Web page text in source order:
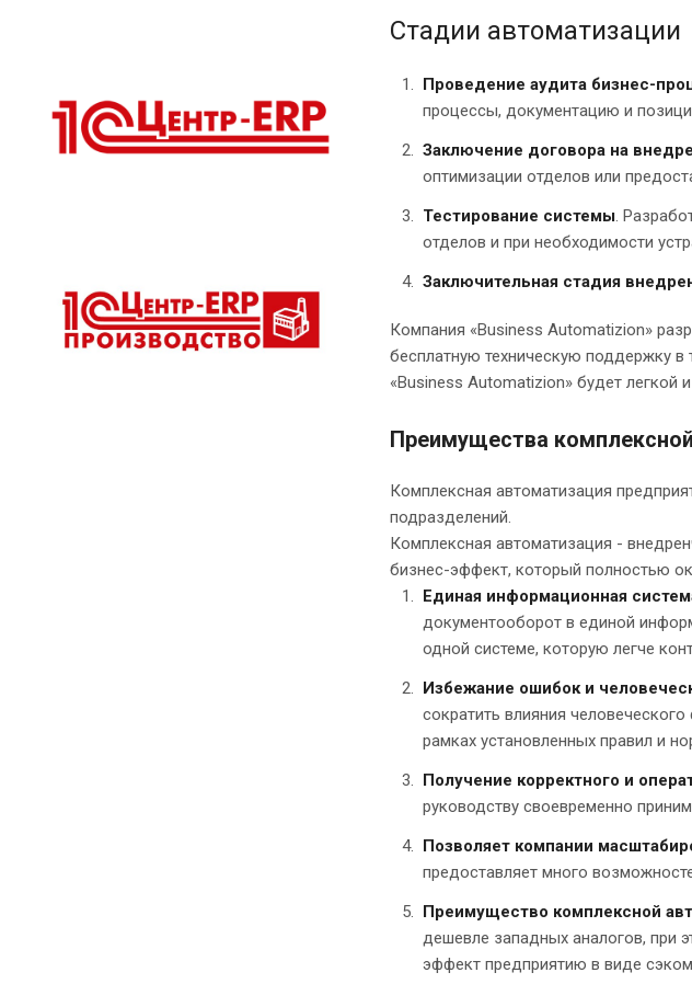
Стадии автоматизации
Проведение аудита бизнес-
процессы, документацию и
Заключение договора на
оптимизации отделов или
Тестирование системы.
отделов и при необходимости
Заключительная стадия
Компания «Business Automatizion»
бесплатную техническую поддержку
«Business Automatizion» будет легкой
Преимущества
Комплексная автоматизация
подразделений.
Комплексная автоматизация -
бизнес-эффект, который полностью
Единая информационная
документооборот в единой
одной системе, которую легче
Избежание ошибок и
сократить влияния
рамках установленных правил и
Получение корректного и
руководству своевременно
Позволяет компании
предоставляет много
Преимущество комплексной
дешевле западных аналогов, при
эффект предприятию в виде